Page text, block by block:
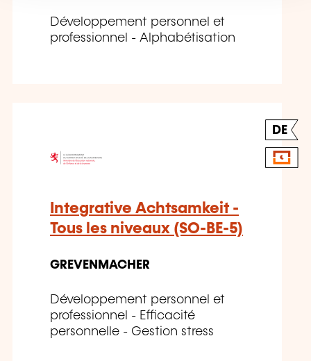
Développement personnel et
professionnel - Alphabétisation
DE
Integrative Achtsamkeit -
Tous les niveaux (SO-BE-5)
GREVENMACHER
Développement personnel et
professionnel - Efficacité
personnelle - Gestion stress